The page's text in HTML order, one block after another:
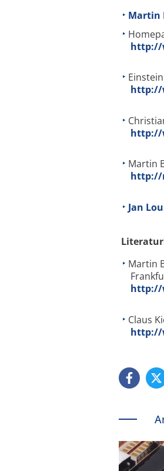
Martin
http://
http://
http://
Martin
http://
Jan
Martin
http://
Claus
http://